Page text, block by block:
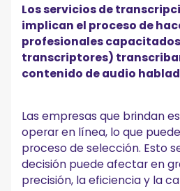
Los servicios de
implican el proceso de
profesionales
transcriptores)
contenido de audio
Las empresas que brindan
operar en línea, lo que
proceso de selección. Esto
decisión puede afectar en
precisión, la eficiencia y la